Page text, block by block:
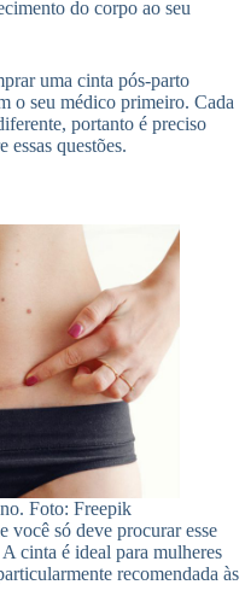
do corpo ao seu
uma cinta pós-parto
o seu médico primeiro. Cada
portanto é preciso
essas questões.
Foto: Freepik
você só deve procurar esse
cinta é ideal para mulheres
recomendada às